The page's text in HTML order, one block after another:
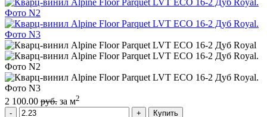
2 100.00 руб. за м2
Купить